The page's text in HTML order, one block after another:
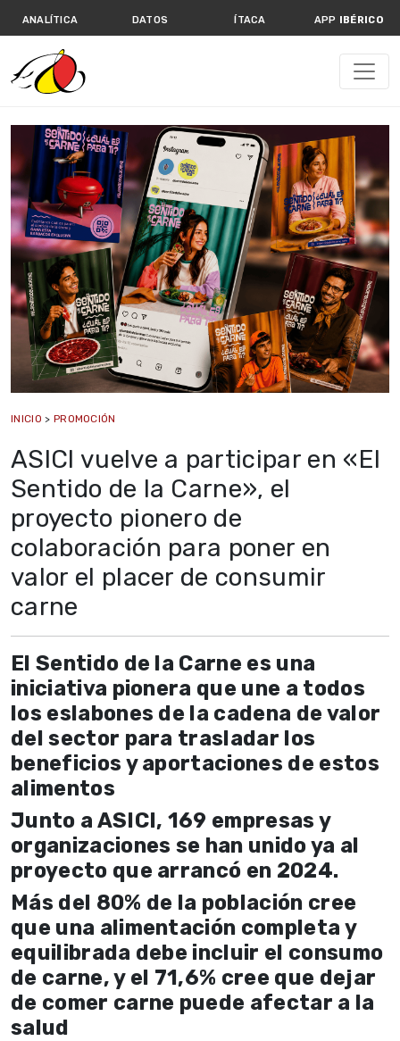
ANALÍTICA DATOS ÍTACA APP IBÉRICO
INICIO > PROMOCIÓN
ASICI vuelve a participar en «El
Sentido de la Carne», el
proyecto pionero de
colaboración para poner en
valor el placer de consumir
carne
El Sentido de la Carne es una
iniciativa pionera que une a todos
los eslabones de la cadena de valor
del sector para trasladar los
beneficios y aportaciones de estos
alimentos
Junto a ASICI, 169 empresas y
organizaciones se han unido ya al
proyecto que arrancó en 2024.
Más del 80% de la población cree
que una alimentación completa y
equilibrada debe incluir el consumo
de carne, y el 71,6% cree que dejar
de comer carne puede afectar a la
salud